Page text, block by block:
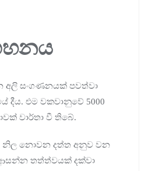
අලි සංගණනයක් පවත්වා
දීය. එම වකවානුවේ 5000
වාර්තා වී තිබේ.
නිල නොවන දත්ත අනුව වන
තත්ත්වයක් දක්වා